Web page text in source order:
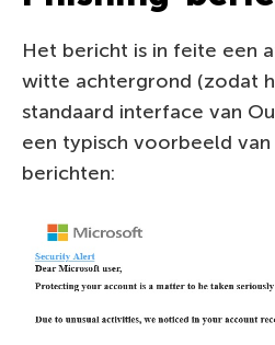
Het bericht is in feite een
witte achtergrond (zodat
standaard interface van
een typisch voorbeeld
berichten: